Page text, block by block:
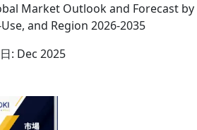
Market Outlook and Forecast
and Region 2026-2035
: Dec 2025